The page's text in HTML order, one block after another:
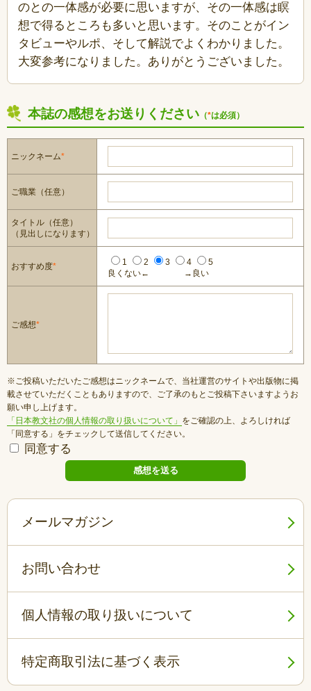
のとの一体感が必要に思いますが、その一体感は瞑
想で得るところも多いと思います。そのことがイン
タビューやルポ、そして解説でよくわかりました。
大変参考になりました。ありがとうございました。
本誌の感想をお送りください （*は必須）
ニックネーム*
ご職業（任意）
タイトル（任意）
（見出しになります）
おすすめ度* 1 2 3 4
5
良くない←
→良い
ご感想*
※ご投稿いただいたご感想はニックネームで、当社運営のサイトや出版物に掲
載させていただくこともありますので、ご了承のもとご投稿下さいますようお
願い申し上げます。
「日本教文社の個人情報の取り扱いについて」 をご確認の上、よろしければ
「同意する」をチェックして送信してください。
同意する
メールマガジン
お問い合わせ
個人情報の取り扱いについて
特定商取引法に基づく表示